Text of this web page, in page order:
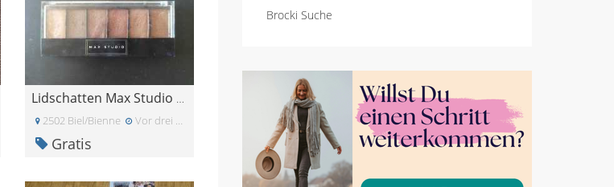
Brocki Suche
Lidschatten Max Studio rot-braun
2502 Biel/Bienne Vor drei Wochen
Gratis